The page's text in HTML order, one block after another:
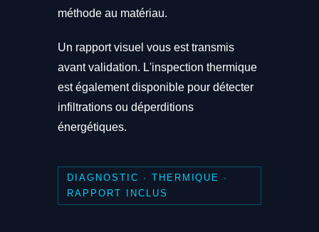
méthode au matériau.
Un rapport visuel vous est transmis
avant validation. L'inspection thermique
est également disponible pour détecter
infiltrations ou déperditions
énergétiques.
DIAGNOSTIC · THERMIQUE ·
RAPPORT INCLUS